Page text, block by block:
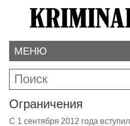
МЕНЮ
Ограничения
С 1 сентября 2012 года